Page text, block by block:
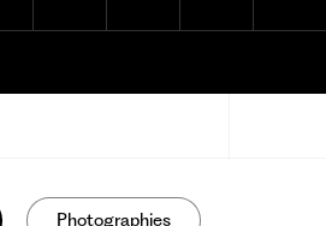
Photographies